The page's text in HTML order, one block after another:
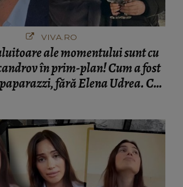
VIVA.RO
ale momentului sunt cu
în prim-plan! Cum a fost
fără Elena Udrea. Cu